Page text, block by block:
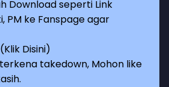
Download seperti Link
PM ke Fanspage agar
Disini)
takedown, Mohon like